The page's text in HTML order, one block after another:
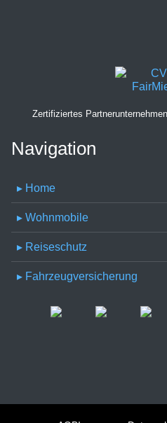
Zertifiziertes
Navigation
▸ Home
▸ Wohnmobile
▸ Reiseschutz
▸ Fahrzeugversicherung